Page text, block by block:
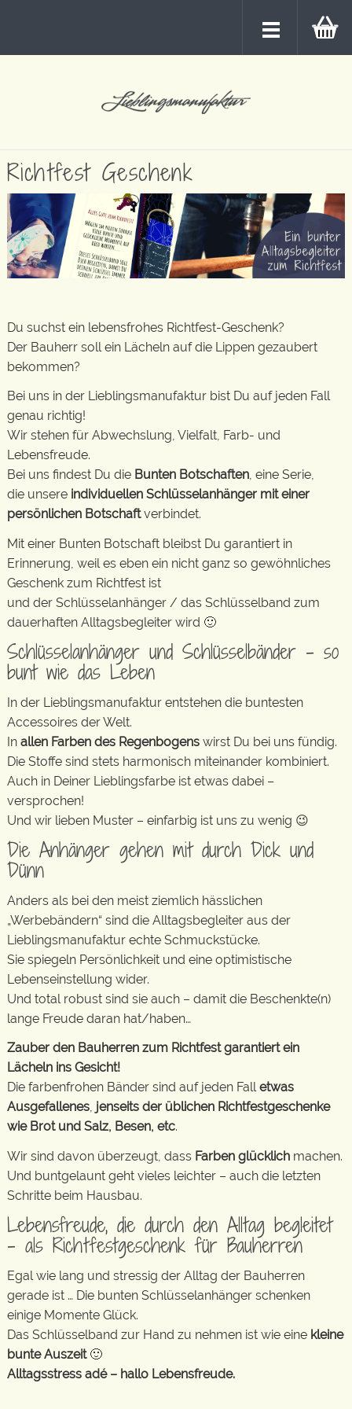
Richtfest Geschenk
Du suchst ein lebensfrohes Richtfest-Geschenk?
Der Bauherr soll ein Lächeln auf die Lippen gezaubert
bekommen?
Bei uns in der Lieblingsmanufaktur bist Du auf jeden Fall
genau richtig!
Wir stehen für Abwechslung, Vielfalt, Farb- und
Lebensfreude.
Bei uns findest Du die Bunten Botschaften, eine Serie,
die unsere individuellen Schlüsselanhänger mit einer
persönlichen Botschaftverbindet.
Mit einer Bunten Botschaft bleibst Du garantiert in
Erinnerung, weil es eben ein nicht ganz so gewöhnliches
Geschenk zum Richtfest ist
und der Schlüsselanhänger / das Schlüsselband zum
dauerhaften Alltagsbegleiter wird 🙂
Schlüsselanhänger und Schlüsselbänder – so
bunt wie das Leben
In der Lieblingsmanufaktur entstehen die buntesten
Accessoires der Welt.
In allen Farben des Regenbogens wirst Du bei uns fündig.
Die Stoffe sind stets harmonisch miteinander kombiniert.
Auch in Deiner Lieblingsfarbe ist etwas dabei –
versprochen!
Und wir lieben Muster – einfarbig ist uns zu wenig 😉
Die Anhänger gehen mit durch Dick und
Dünn
Anders als bei den meist ziemlich hässlichen
„Werbebändern“ sind die Alltagsbegleiter aus der
Lieblingsmanufaktur echte Schmuckstücke.
Sie spiegeln Persönlichkeit und eine optimistische
Lebenseinstellung wider.
Und total robust sind sie auch – damit die Beschenkte(n)
lange Freude daran hat/haben…
Zauber den Bauherren zum Richtfest garantiert ein
Lächeln ins Gesicht!
Die farbenfrohen Bänder sind auf jeden Falletwas
Ausgefallenes, jenseits der üblichen Richtfestgeschenke
wie Brot und Salz, Besen, etc.
Wir sind davon überzeugt, dass Farben glücklich machen.
Und buntgelaunt geht vieles leichter – auch die letzten
Schritte beim Hausbau.
Lebensfreude, die durch den Alltag begleitet
– als Richtfestgeschenk für Bauherren
Egal wie lang und stressig der Alltag der Bauherren
gerade ist … Die bunten Schlüsselanhänger schenken
einige Momente Glück.
Das Schlüsselband zur Hand zu nehmen ist wie eine kleine
bunte Auszeit🙂
Alltagsstress adé – hallo Lebensfreude.